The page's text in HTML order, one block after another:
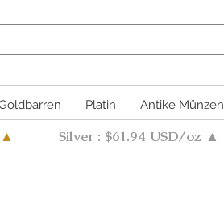
Platin Antike Münzen
▲ Silver : $61.94 USD/oz ▲